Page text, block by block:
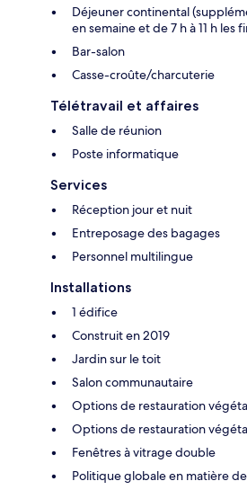
Déjeuner continental
en semaine et de 7 h à 11 h les
Bar-salon
Casse-croûte/charcuterie
Télétravail et affaires
Salle de réunion
Poste informatique
Services
Réception jour et nuit
Entreposage des bagages
Personnel multilingue
Installations
1 édifice
Construit en 2019
Jardin sur le toit
Salon communautaire
Options de restauration
Options de restauration
Fenêtres à vitrage double
Politique globale en matière